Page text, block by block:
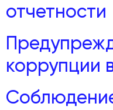
отчетности
коррупции